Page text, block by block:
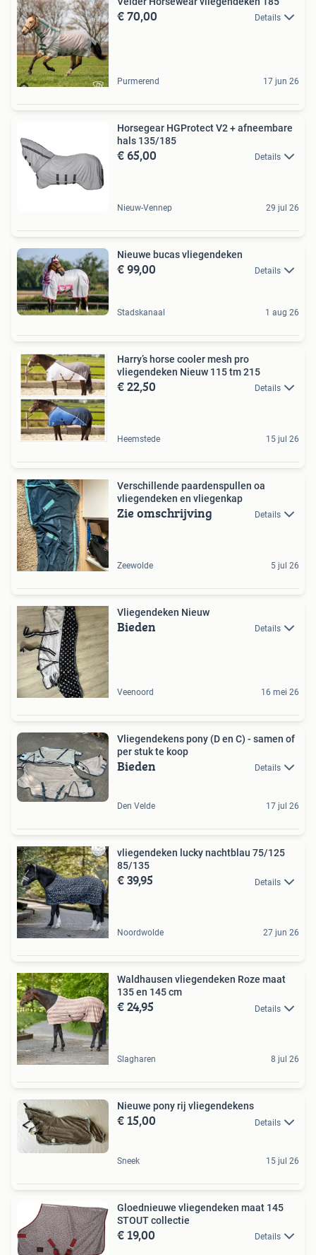
€ 70,00 Details
Purmerend 17 jun 26
Horsegear HGProtect V2 + afneembare
hals 135/185
€ 65,00 Details
Nieuw-Vennep 29 jul 26
Nieuwe bucas vliegendeken
€ 99,00 Details
Stadskanaal 1 aug 26
Harry’s horse cooler mesh pro
vliegendeken Nieuw 115 tm 215
€ 22,50 Details
Heemstede 15 jul 26
Verschillende paardenspullen oa
vliegendeken en vliegenkap
Zie omschrijving Details
Zeewolde 5 jul 26
Vliegendeken Nieuw
Bieden Details
Veenoord 16 mei 26
Vliegendekens pony (D en C) - samen of
per stuk te koop
Bieden Details
Den Velde 17 jul 26
vliegendeken lucky nachtblau 75/125
85/135
€ 39,95 Details
Noordwolde 27 jun 26
Waldhausen vliegendeken Roze maat
135 en 145 cm
€ 24,95 Details
Slagharen 8 jul 26
Nieuwe pony rij vliegendekens
€ 15,00 Details
Sneek 15 jul 26
Gloednieuwe vliegendeken maat 145
STOUT collectie
€ 19,00 Details